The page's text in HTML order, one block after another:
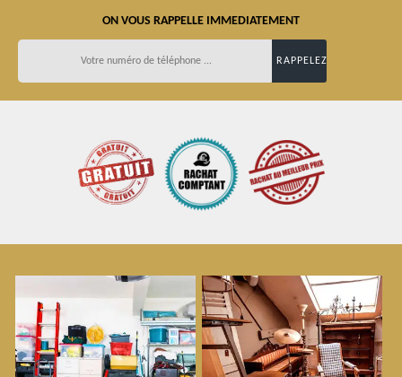
ON VOUS RAPPELLE IMMEDIATEMENT